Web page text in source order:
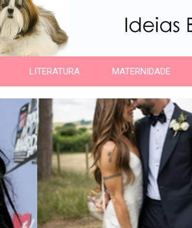
LITERATURA MATERNIDADE